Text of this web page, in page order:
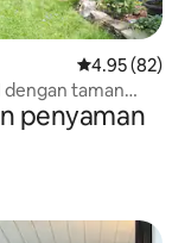
Penarafan
4.95 (82)
taman
penyaman